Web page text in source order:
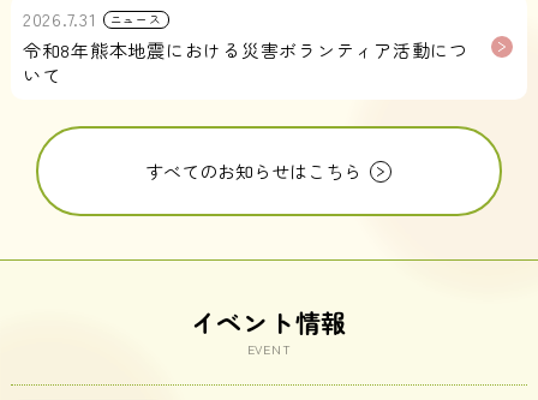
2026.7.31 ニュース
令和8年熊本地震における災害ボランティア活動につ
いて
すべてのお知らせはこちら
イベント情報
EVENT